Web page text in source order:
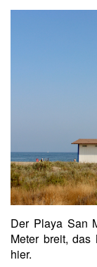
Der Playa San
Meter breit,
hier.